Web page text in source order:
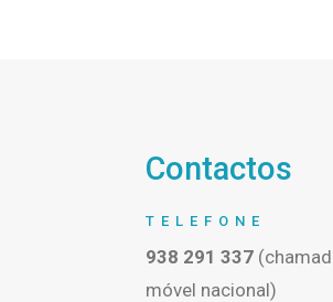
Contactos
TELEFONE
938 291 337
móvel nacional)